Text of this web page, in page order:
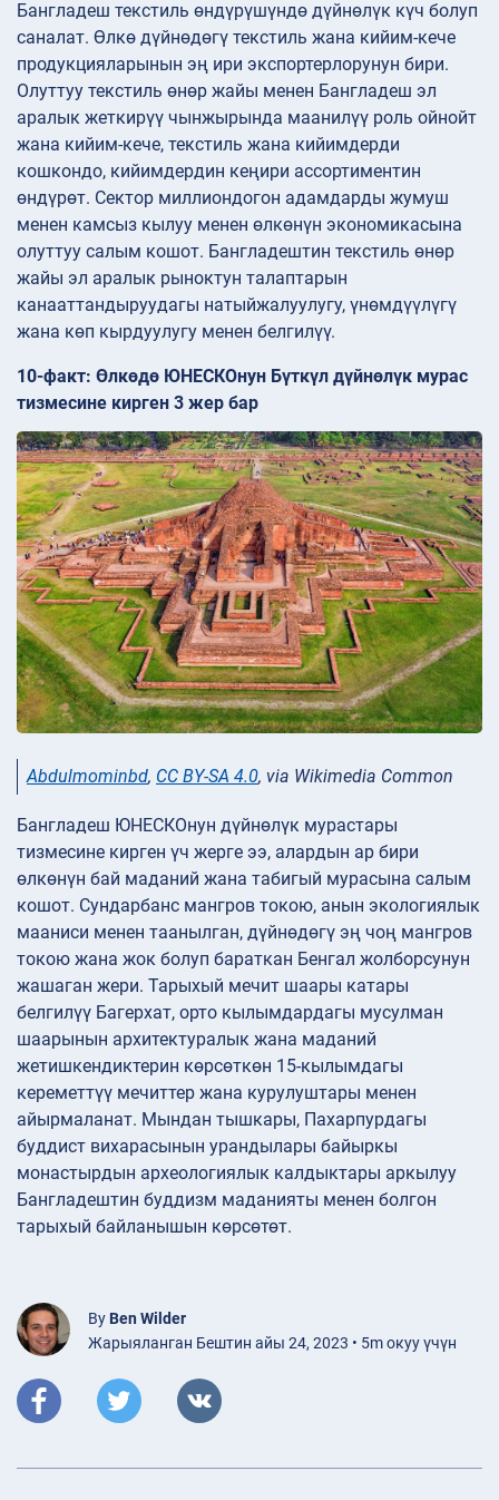
Бангладеш текстиль өндүрүшүндө дүйнөлүк күч болуп
саналат. Өлкө дүйнөдөгү текстиль жана кийим-кече
продукцияларынын эң ири экспортерлорунун бири.
Олуттуу текстиль өнөр жайы менен Бангладеш эл
аралык жеткирүү чынжырында маанилүү роль ойнойт
жана кийим-кече, текстиль жана кийимдерди
кошкондо, кийимдердин кеңири ассортиментин
өндүрөт. Сектор миллиондогон адамдарды жумуш
менен камсыз кылуу менен өлкөнүн экономикасына
олуттуу салым кошот. Бангладештин текстиль өнөр
жайы эл аралык рыноктун талаптарын
канааттандыруудагы натыйжалуулугу, үнөмдүүлүгү
жана көп кырдуулугу менен белгилүү.
10-факт: Өлкөдө ЮНЕСКОнун Бүткүл дүйнөлүк мурас
тизмесине кирген 3 жер бар
Abdulmominbd, CC BY-SA 4.0, via Wikimedia Common
Бангладеш ЮНЕСКОнун дүйнөлүк мурастары
тизмесине кирген үч жерге ээ, алардын ар бири
өлкөнүн бай маданий жана табигый мурасына салым
кошот. Сундарбанс мангров токою, анын экологиялык
мааниси менен таанылган, дүйнөдөгү эң чоң мангров
токою жана жок болуп бараткан Бенгал жолборсунун
жашаган жери. Тарыхый мечит шаары катары
белгилүү Багерхат, орто кылымдардагы мусулман
шаарынын архитектуралык жана маданий
жетишкендиктерин көрсөткөн 15-кылымдагы
кереметтүү мечиттер жана курулуштары менен
айырмаланат. Мындан тышкары, Пахарпурдагы
буддист вихарасынын урандылары байыркы
монастырдын археологиялык калдыктары аркылуу
Бангладештин буддизм маданияты менен болгон
тарыхый байланышын көрсөтөт.
By Ben Wilder
Жарыяланган Бештин айы 24, 2023 • 5m окуу үчүн